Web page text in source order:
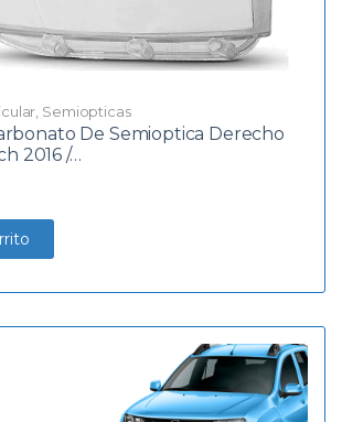
Semiopticas
De Semioptica Derecho
2016 /…